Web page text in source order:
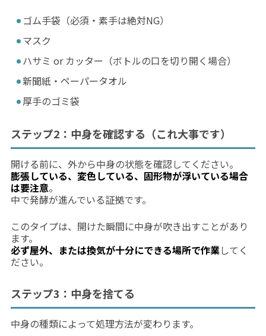
ゴム手袋（必須・素手は絶対NG）
マスク
ハサミ or カッター（ボトルの口を切り開く場合）
新聞紙・ペーパータオル
厚手のゴミ袋
ステップ2：中身を確認する（これ大事です）
開ける前に、外から中身の状態を確認してください。
膨張している、変色している、固形物が浮いている場合
は要注意。
中で発酵が進んでいる証拠です。
このタイプは、開けた瞬間に中身が吹き出すことがあり
ます。
必ず屋外、または換気が十分にできる場所で作業してく
ださい。
ステップ3：中身を捨てる
中身の種類によって処理方法が変わります。